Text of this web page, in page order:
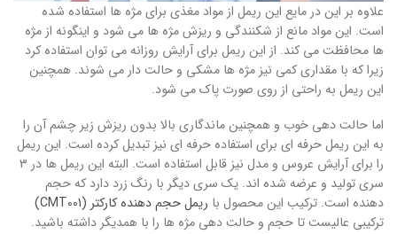
علاوه بر این در مایع این ریمل از مواد مغذی برای مژه ها استفاده شده
است. این مواد مانع از شکنندگی و ریزش مژه ها می شود و اینگونه از مژه
ها محافظت می کند. از این ریمل برای آرایش روزانه می توان استفاده کرد
زیرا که با مقداری کمی نیز مژه ها مشکی و حالت دار می شوند. همچنین
این ریمل به راحتی از روی صورت پاک می شود.
اما حالت دهی خوب و همچنین ماندگاری بالا بدون ریزش زیر چشم آن را
به این ریمل حرفه ای برای استفاده حرفه ای نیز تبدیل کرده است. این ریمل
را برای آرایش عروس و مدل نیز قابل استفاده است. البته این ریمل ها در 3
سری تولید و عرضه شده اند. یک سری دیگر با رنگ زرد دارد که حجم
دهنده است. ترکیب این محصول با ریمل حجم دهنده کارکتر (CMT001)
ترکیبی عالیست تا حجم و حالت دهی مژه ها را با همدیگر داشته باشید.